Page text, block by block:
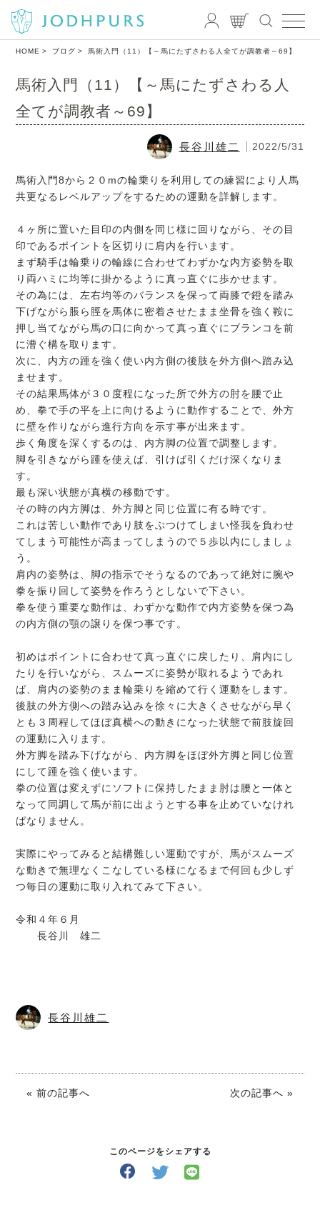
HOME ブログ 馬術入門（11）【～馬にたずさわる人全てが調教者～69】
馬術入門（11）【～馬にたずさわる人
全てが調教者～69】
長谷川雄二 2022/5/31
馬術入門8から２０mの輪乗りを利用しての練習により人馬
共更なるレベルアップをするための運動を詳解します。
４ヶ所に置いた目印の内側を同じ様に回りながら、その目
印であるポイントを区切りに肩内を行います。
まず騎手は輪乗りの輪線に合わせてわずかな内方姿勢を取
り両ハミに均等に掛かるように真っ直ぐに歩かせます。
その為には、左右均等のバランスを保って両膝で鐙を踏み
下げながら脹ら脛を馬体に密着させたまま坐骨を強く鞍に
押し当てながら馬の口に向かって真っ直ぐにブランコを前
に漕ぐ構を取ります。
次に、内方の踵を強く使い内方側の後肢を外方側へ踏み込
ませます。
その結果馬体が３０度程になった所で外方の肘を腰で止
め、拳で手の平を上に向けるように動作することで、外方
に壁を作りながら進行方向を示す事が出来ます。
歩く角度を深くするのは、内方脚の位置で調整します。
脚を引きながら踵を使えば、引けば引くだけ深くなりま
す。
最も深い状態が真横の移動です。
その時の内方脚は、外方脚と同じ位置に有る時です。
これは苦しい動作であり肢をぶつけてしまい怪我を負わせ
てしまう可能性が高まってしまうので５歩以内にしましょ
う。
肩内の姿勢は、脚の指示でそうなるのであって絶対に腕や
拳を振り回して姿勢を作ろうとしないで下さい。
拳を使う重要な動作は、わずかな動作で内方姿勢を保つ為
の内方側の顎の譲りを保つ事です。
初めはポイントに合わせて真っ直ぐに戻したり、肩内にし
たりを行いながら、スムーズに姿勢が取れるようであれ
ば、肩内の姿勢のまま輪乗りを縮めて行く運動をします。
後肢の外方側への踏み込みを徐々に大きくさせながら早く
とも３周程してほぼ真横への動きになった状態で前肢旋回
の運動に入ります。
外方脚を踏み下げながら、内方脚をほぼ外方脚と同じ位置
にして踵を強く使います。
拳の位置は変えずにソフトに保持したまま肘は腰と一体と
なって同調して馬が前に出ようとする事を止めていなけれ
ばなりません。
実際にやってみると結構難しい運動ですが、馬がスムーズ
な動きで無理なくこなしている様になるまで何回も少しず
つ毎日の運動に取り入れてみて下さい。
令和４年６月
長谷川 雄二
長谷川雄二
« 前の記事へ 次の記事へ »
このページをシェアする